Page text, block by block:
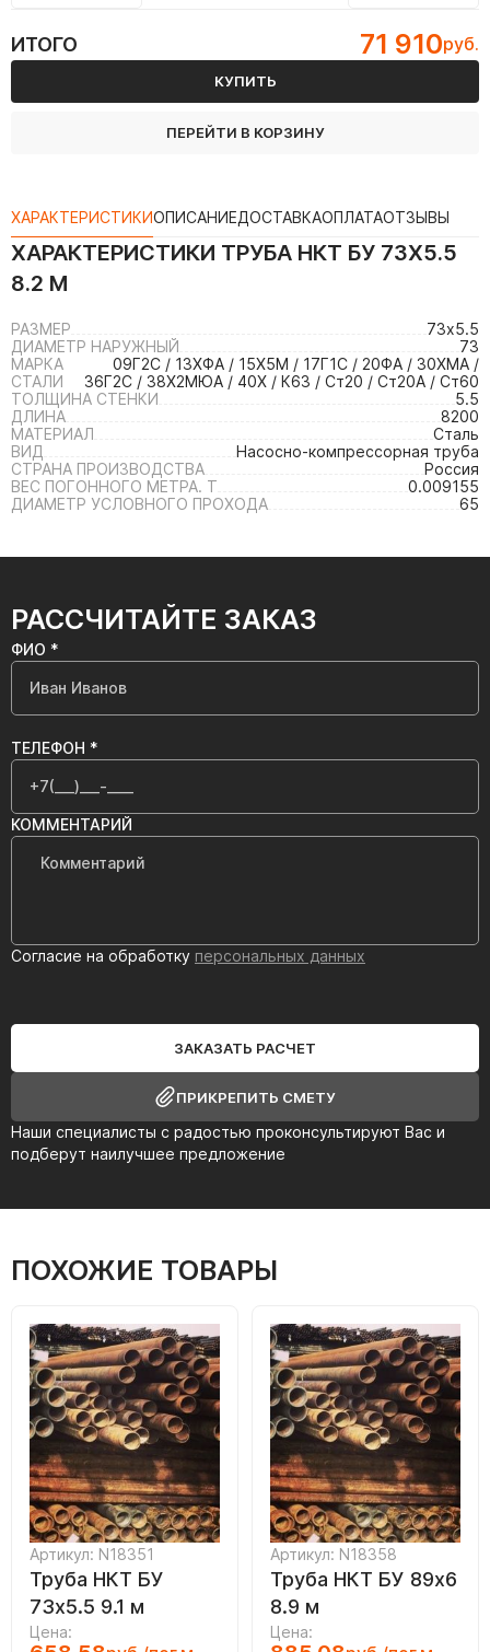
ИТОГО 71 910руб.
КУПИТЬ
ПЕРЕЙТИ В КОРЗИНУ
ХАРАКТЕРИСТИКИОПИСАНИЕДОСТАВКАОПЛАТАОТЗЫВЫ
ХАРАКТЕРИСТИКИ ТРУБА НКТ БУ 73Х5.5
8.2 М
РАЗМЕР
73х5.5
ДИАМЕТР НАРУЖНЫЙ
73
МАРКА
СТАЛИ
09Г2С / 13ХФА / 15Х5М / 17Г1С / 20ФА / 30ХМА /
36Г2С / 38Х2МЮА / 40Х / К63 / Ст20 / Ст20А / Ст60
ТОЛЩИНА СТЕНКИ
5.5
ДЛИНА
8200
МАТЕРИАЛ
Сталь
ВИД
Насосно-компрессорная труба
СТРАНА ПРОИЗВОДСТВА
Россия
ВЕС ПОГОННОГО МЕТРА. Т
0.009155
ДИАМЕТР УСЛОВНОГО ПРОХОДА
65
РАССЧИТАЙТЕ ЗАКАЗ
Наши специалисты с радостью проконсультируют Вас и
подберут наилучшее предложение
ФИО *
ТЕЛЕФОН *
КОММЕНТАРИЙ
Согласие на обработку персональных данных
ЗАКАЗАТЬ РАСЧЕТ
ПРИКРЕПИТЬ СМЕТУ
ПОХОЖИЕ ТОВАРЫ
Артикул: N18351
Труба НКТ БУ
73х5.5 9.1 м
Цена:
Артикул: N18358
Труба НКТ БУ 89х6
8.9 м
Цена: